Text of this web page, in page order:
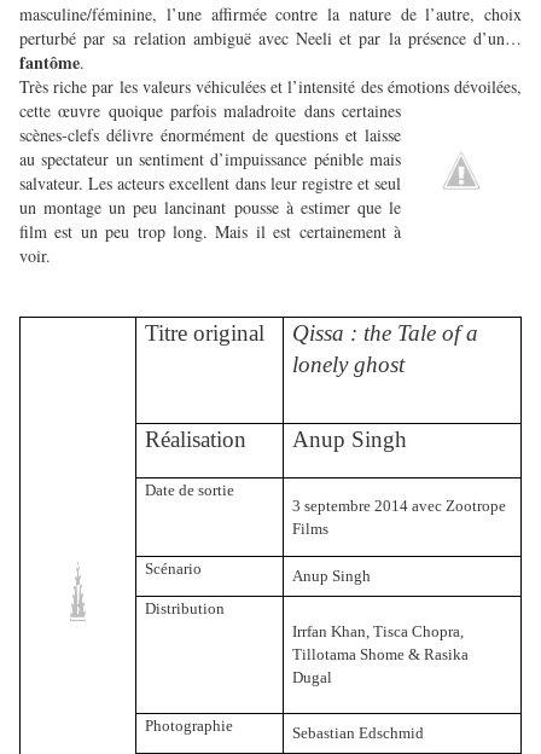
masculine/féminine, l’une affirmée contre la nature de l’autre, choix
perturbé par sa relation ambiguë avec Neeli et par la présence d’un…
fantôme.
Très riche par les valeurs véhiculées et l’intensité des émotions dévoilées,
cette œuvre quoique parfois maladroite dans certaines
scènes-clefs délivre énormément de questions et laisse
au spectateur un sentiment d’impuissance pénible mais
salvateur. Les acteurs excellent dans leur registre et seul
un montage un peu lancinant pousse à estimer que le
film est un peu trop long. Mais il est certainement à
voir.
Titre original
Qissa : the Tale of a
lonely ghost
Réalisation Anup Singh
Date de sortie
3 septembre 2014 avec Zootrope
Films
Scénario
Anup Singh
Distribution
Irrfan Khan, Tisca Chopra,
Tillotama Shome & Rasika
Dugal
Photographie
Sebastian Edschmid